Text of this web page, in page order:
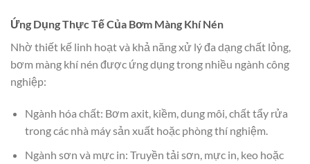
Ứng Dụng Thực Tế Của Bơm Màng Khí Nén
Nhờ thiết kế linh hoạt và khả năng xử lý đa dạng chất lỏng,
bơm màng khí nén được ứng dụng trong nhiều ngành công
nghiệp:
Ngành hóa chất: Bơm axit, kiềm, dung môi, chất tẩy rửa
trong các nhà máy sản xuất hoặc phòng thí nghiệm.
Ngành sơn và mực in: Truyền tải sơn, mực in, keo hoặc